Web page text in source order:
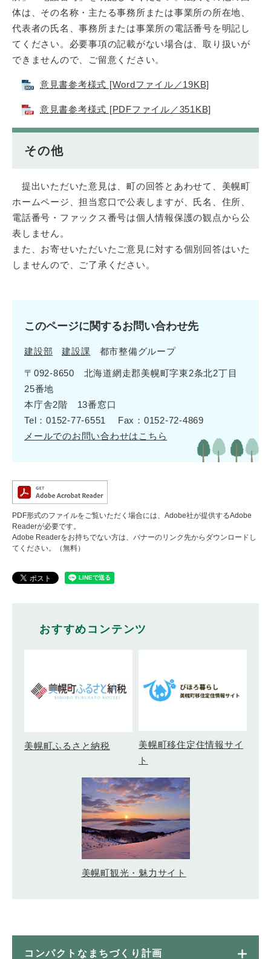
体は、その名称・主たる事務所または事業所の所在地、
代表者の氏名、事務所または事業所の電話番号を明記し
てください。必要事項の記載がない場合は、取り扱いが
できませんので、ご留意ください。
意見書参考様式 [Wordファイル／19KB]
意見書参考様式 [PDFファイル／351KB]
その他
提出いただいた意見は、町の回答とあわせて、美幌町
ホームページ、担当窓口で公表しますが、氏名、住所、
電話番号・ファックス番号は個人情報保護の観点から公
表しません。
また、お寄せいただいたご意見に対する個別回答はいた
しませんので、ご了承ください。
このページに関するお問い合わせ先
建設部 建設課 都市整備グループ
〒092-8650 北海道網走郡美幌町字東2条北2丁目
25番地
本庁舎2階 13番窓口
Tel：0152-77-6551
Fax：0152-72-4869
メールでのお問い合わせはこちら
PDF形式のファイルをご覧いただく場合には、Adobe社が提供するAdobe
Readerが必要です。
Adobe Readerをお持ちでない方は、バナーのリンク先からダウンロードし
てください。（無料）
おすすめコンテンツ
美幌町ふるさと納税
美幌町移住定住情報サイ
ト
美幌町観光・魅力サイト
コンパクトなまちづくり計画